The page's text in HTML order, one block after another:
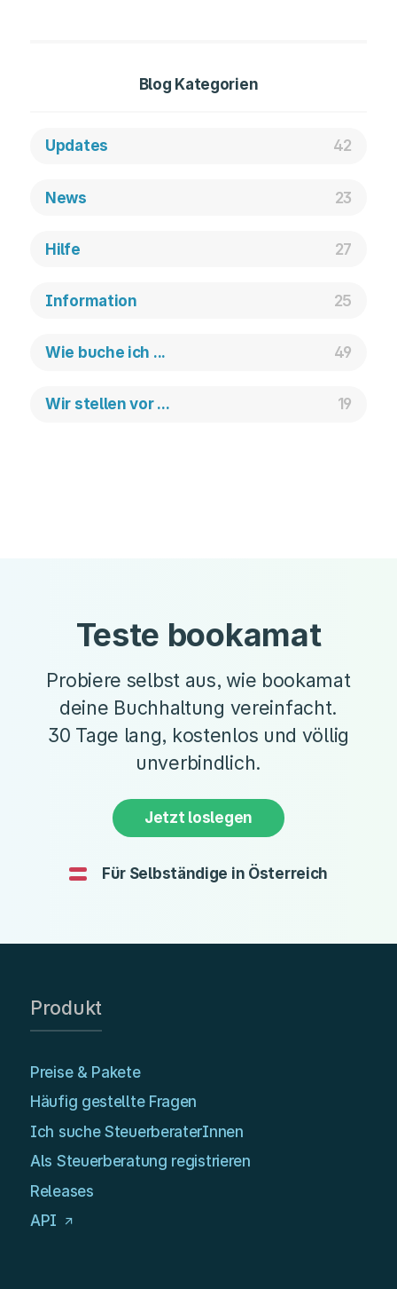
Blog Kategorien
Updates 42
News 23
Hilfe 27
Information 25
Wie buche ich ... 49
Wir stellen vor ... 19
Teste bookamat
Probiere selbst aus, wie bookamat
deine Buchhaltung vereinfacht.
30 Tage lang, kostenlos und völlig
unverbindlich.
Jetzt loslegen
Für Selbständige in Österreich
Produkt
Preise & Pakete
Häufig gestellte Fragen
Ich suche SteuerberaterInnen
Als Steuerberatung registrieren
Releases
API